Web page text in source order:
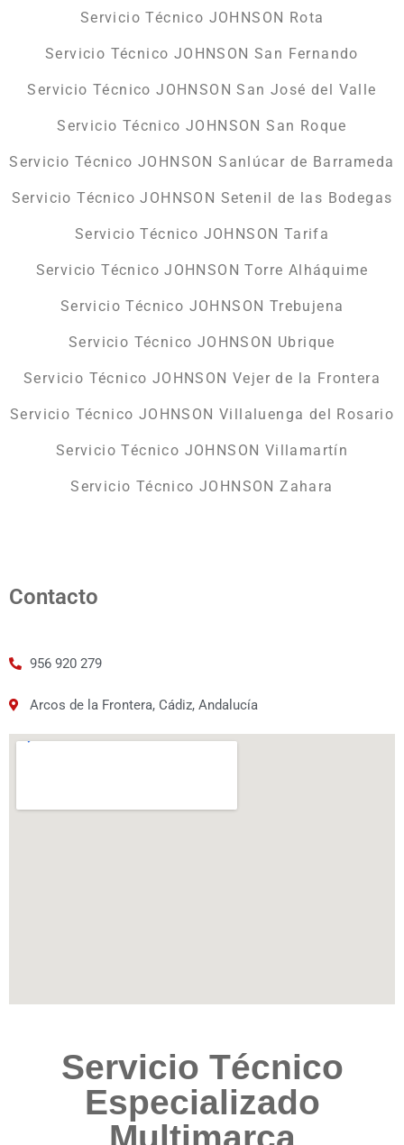
Servicio Técnico JOHNSON Rota
Servicio Técnico JOHNSON San Fernando
Servicio Técnico JOHNSON San José del Valle
Servicio Técnico JOHNSON San Roque
Servicio Técnico JOHNSON Sanlúcar de Barrameda
Servicio Técnico JOHNSON Setenil de las Bodegas
Servicio Técnico JOHNSON Tarifa
Servicio Técnico JOHNSON Torre Alháquime
Servicio Técnico JOHNSON Trebujena
Servicio Técnico JOHNSON Ubrique
Servicio Técnico JOHNSON Vejer de la Frontera
Servicio Técnico JOHNSON Villaluenga del Rosario
Servicio Técnico JOHNSON Villamartín
Servicio Técnico JOHNSON Zahara
Contacto
956 920 279
Arcos de la Frontera, Cádiz, Andalucía
Servicio Técnico
Especializado